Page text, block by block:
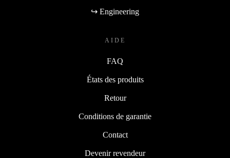
↪ Engineering
AIDE
FAQ
États des produits
Retour
Conditions de garantie
Contact
Devenir revendeur